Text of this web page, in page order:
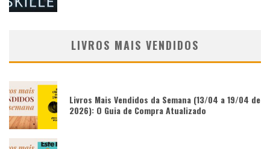
LIVROS MAIS VENDIDOS
Livros Mais Vendidos da Semana (13/04 a 19/04 de
2026): O Guia de Compra Atualizado